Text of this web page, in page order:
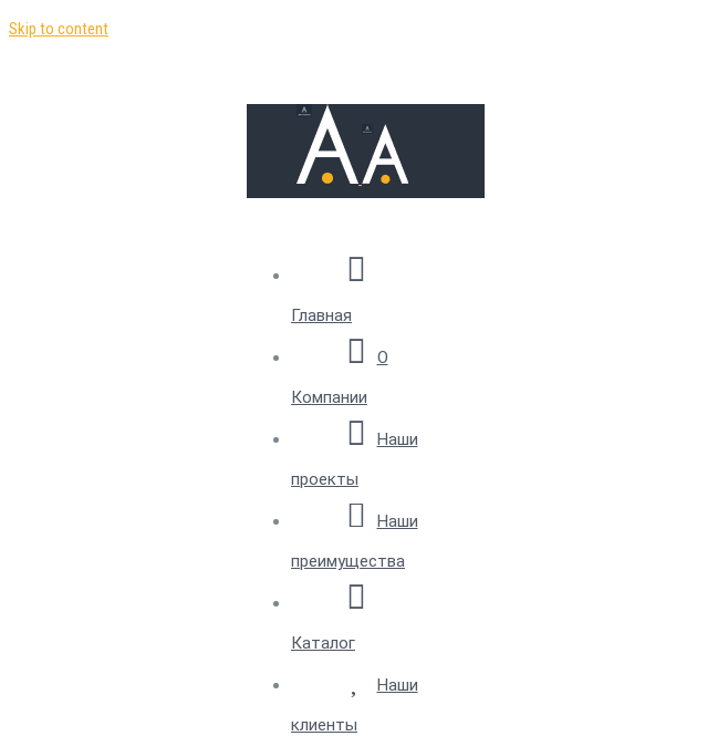
Skip to content
Главная
О
Компании
Наши
проекты
Наши
преимущества
Каталог
Наши
клиенты